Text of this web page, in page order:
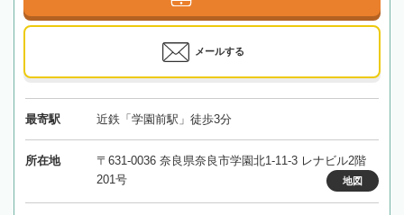
メールする
最寄駅 近鉄「学園前駅」徒歩3分
所在地
〒631-0036 奈良県奈良市学園北1-11-3 レナビル2階
201号
地図